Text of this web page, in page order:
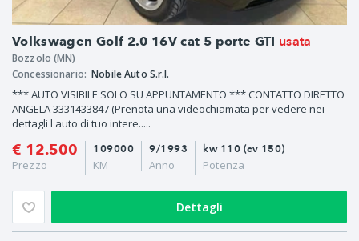
Volkswagen Golf 2.0 16V cat 5 porte GTI usata
Bozzolo (MN)
Concessionario: Nobile Auto S.r.l.
*** AUTO VISIBILE SOLO SU APPUNTAMENTO *** CONTATTO DIRETTO
ANGELA 3331433847 (Prenota una videochiamata per vedere nei
dettagli l'auto di tuo intere.....
€ 12.500
Prezzo
9/1993
Anno
109000
KM
kw 110 (cv 150)
Potenza
Dettagli